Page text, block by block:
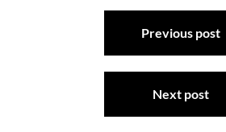
Navigation
Previous post
Next post